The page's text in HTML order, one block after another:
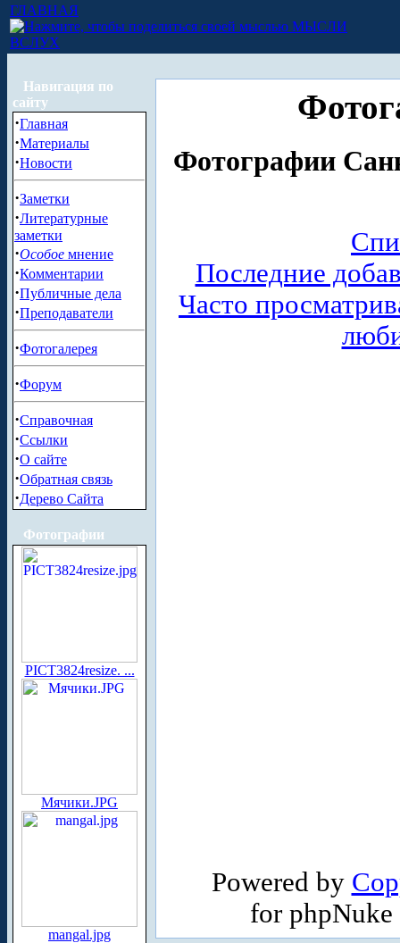
ГЛАВНАЯ
МЫСЛИ
ВСЛУХ
Навигация по
сайту
·Главная
·Материалы
·Новости
·Заметки
·Литературные
заметки
·Особое мнение
·Комментарии
·Публичные дела
·Преподаватели
·Фотогалерея
·Форум
·Справочная
·Ссылки
·О сайте
·Обратная связь
·Дерево Сайта
Фотографии
PICT3824resize. ...
Мячики.JPG
mangal.jpg
Фотографии
Последние
Часто
Powered by
for